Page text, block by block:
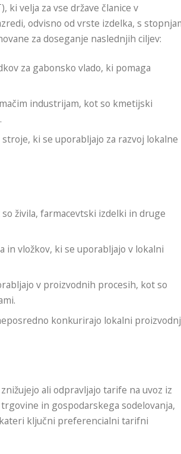
ki velja za vse države članice v
odvisno od vrste izdelka, s
za doseganje naslednjih ciljev:
za gabonsko vlado, ki pomaga
industrijam, kot so kmetijski
ki se uporabljajo za razvoj lokalne
živila, farmacevtski izdelki in druge
in vložkov, ki se uporabljajo v lokalni
v proizvodnih procesih, kot so
konkurirajo lokalni
ali odpravljajo tarife na uvoz iz
in gospodarskega sodelovanja,
ključni preferencialni tarifni